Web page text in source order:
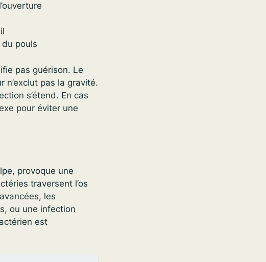
pouls
pas guérison. Le
n’exclut pas la gravité.
s’étend. En cas
pour éviter une
provoque une
traversent l’os
les
ou une infection
est